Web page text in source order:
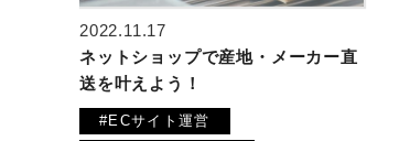
2022.11.17
ネットショップで産地・メーカー直
送を叶えよう！
#ECサイト運営